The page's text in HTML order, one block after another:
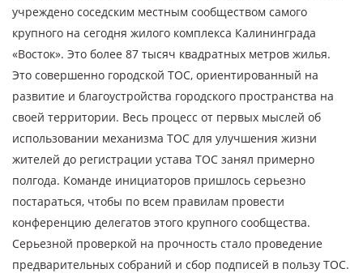
учреждено соседским местным сообществом самого
крупного на сегодня жилого комплекса Калининграда
«Восток». Это более 87 тысяч квадратных метров жилья.
Это совершенно городской ТОС, ориентированный на
развитие и благоустройства городского пространства на
своей территории. Весь процесс от первых мыслей об
использовании механизма ТОС для улучшения жизни
жителей до регистрации устава ТОС занял примерно
полгода. Команде инициаторов пришлось серьезно
постараться, чтобы по всем правилам провести
конференцию делегатов этого крупного сообщества.
Серьезной проверкой на прочность стало проведение
предварительных собраний и сбор подписей в пользу ТОС.